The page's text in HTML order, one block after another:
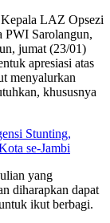
Kepala LAZ Opsezi
PWI Sarolangun,
jumat (23/01)
apresiasi atas
menyalurkan
khususnya
Stunting,
se-Jambi
yang
diharapkan dapat
ikut berbagi.